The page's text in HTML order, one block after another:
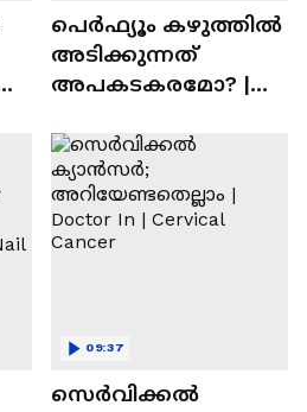
പെർഫ്യൂം കഴുത്തിൽ
അടിക്കുന്നത്
അപകടകരമോ? |
സെർവിക്കൽ
09:37